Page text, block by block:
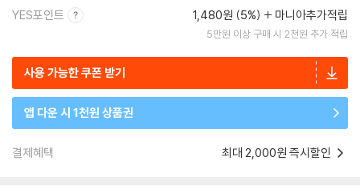
YES포인트 1,480원 (5%) 마니아추가적립
5만원 이상 구매 시 2천원 추가 적립
사용 가능한 쿠폰 받기
앱 다운 시 1천원 상품권
결제혜택 최대 2,000원 즉시할인